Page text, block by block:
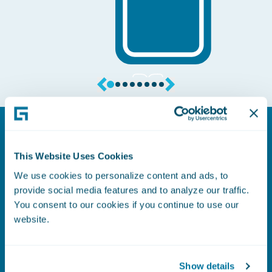
This Website Uses Cookies
We use cookies to personalize content and ads, to
provide social media features and to analyze our traffic.
You consent to our cookies if you continue to use our
website.
Show details
Application Marketplace
soluciones Insurtech prediseñadas y